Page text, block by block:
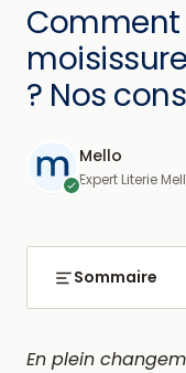
? Nos
Mello
Expert Literie
Sommaire
En plein